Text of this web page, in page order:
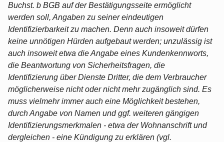
Buchst. b BGB auf der Bestätigungsseite ermöglicht
werden soll, Angaben zu seiner eindeutigen
Identifizierbarkeit zu machen. Denn auch insoweit dürfen
keine unnötigen Hürden aufgebaut werden; unzulässig ist
auch insoweit etwa die Angabe eines Kundenkennworts,
die Beantwortung von Sicherheitsfragen, die
Identifizierung über Dienste Dritter, die dem Verbraucher
möglicherweise nicht oder nicht mehr zugänglich sind. Es
muss vielmehr immer auch eine Möglichkeit bestehen,
durch Angabe von Namen und ggf. weiteren gängigen
Identifizierungsmerkmalen - etwa der Wohnanschrift und
dergleichen - eine Kündigung zu erklären (vgl.